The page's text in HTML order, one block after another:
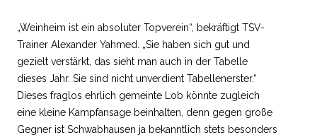
„Weinheim ist ein absoluter Topverein“, bekräftigt TSV-
Trainer Alexander Yahmed. „Sie haben sich gut und
gezielt verstärkt, das sieht man auch in der Tabelle
dieses Jahr. Sie sind nicht unverdient Tabellenerster.“
Dieses fraglos ehrlich gemeinte Lob könnte zugleich
eine kleine Kampfansage beinhalten, denn gegen große
Gegner ist Schwabhausen ja bekanntlich stets besonders